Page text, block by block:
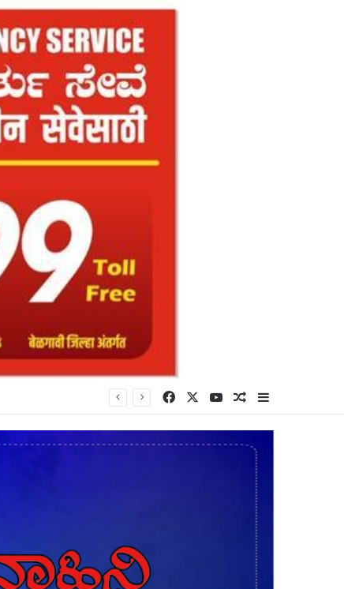
FacebookYouTubeRandom Article